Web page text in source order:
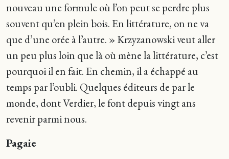
nouveau une formule où l’on peut se perdre plus
souvent qu’en plein bois. En littérature, on ne va
que d’une orée à l’autre. » Krzyzanowski veut aller
un peu plus loin que là où mène la littérature, c’est
pourquoi il en fait. En chemin, il a échappé au
temps par l’oubli. Quelques éditeurs de par le
monde, dont Verdier, le font depuis vingt ans
revenir parmi nous.
Pagaie